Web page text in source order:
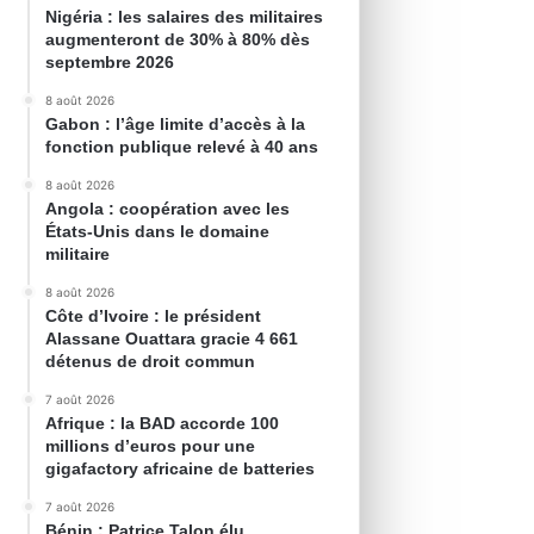
Nigéria : les salaires des militaires
augmenteront de 30% à 80% dès
septembre 2026
8 août 2026
Gabon : l’âge limite d’accès à la
fonction publique relevé à 40 ans
8 août 2026
Angola : coopération avec les
États-Unis dans le domaine
militaire
8 août 2026
Côte d’Ivoire : le président
Alassane Ouattara gracie 4 661
détenus de droit commun
7 août 2026
Afrique : la BAD accorde 100
millions d’euros pour une
gigafactory africaine de batteries
7 août 2026